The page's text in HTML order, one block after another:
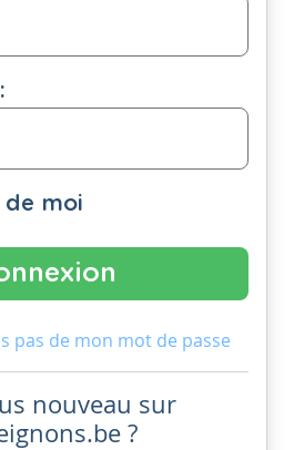
de moi
pas de mon mot de passe
nouveau sur
?